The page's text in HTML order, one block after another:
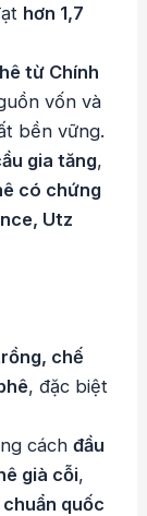
hơn 1,7
từ Chính
vốn và
bền vững.
gia tăng,
có chứng
Utz
chế
, đặc biệt
cáchđầu
già cỗi,
quốc